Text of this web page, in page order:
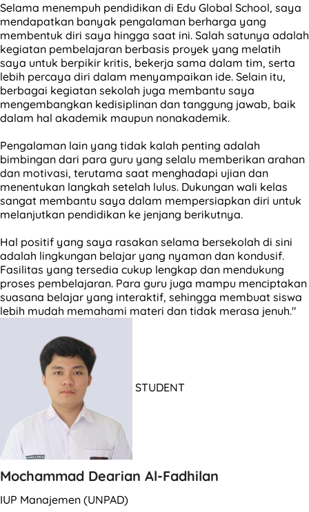
Selama menempuh pendidikan di Edu Global School, saya
mendapatkan banyak pengalaman berharga yang
membentuk diri saya hingga saat ini. Salah satunya adalah
kegiatan pembelajaran berbasis proyek yang melatih
saya untuk berpikir kritis, bekerja sama dalam tim, serta
lebih percaya diri dalam menyampaikan ide. Selain itu,
berbagai kegiatan sekolah juga membantu saya
mengembangkan kedisiplinan dan tanggung jawab, baik
dalam hal akademik maupun nonakademik.
Pengalaman lain yang tidak kalah penting adalah
bimbingan dari para guru yang selalu memberikan arahan
dan motivasi, terutama saat menghadapi ujian dan
menentukan langkah setelah lulus. Dukungan wali kelas
sangat membantu saya dalam mempersiapkan diri untuk
melanjutkan pendidikan ke jenjang berikutnya.
Hal positif yang saya rasakan selama bersekolah di sini
adalah lingkungan belajar yang nyaman dan kondusif.
Fasilitas yang tersedia cukup lengkap dan mendukung
proses pembelajaran. Para guru juga mampu menciptakan
suasana belajar yang interaktif, sehingga membuat siswa
lebih mudah memahami materi dan tidak merasa jenuh."
STUDENT
Mochammad Dearian Al-Fadhilan
IUP Manajemen (UNPAD)